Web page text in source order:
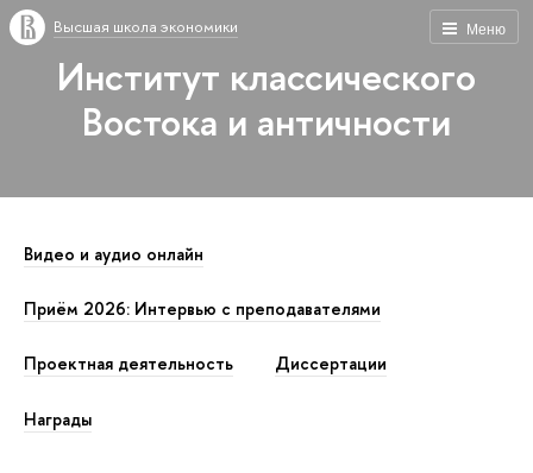
Меню
Высшая школа экономики
Институт классического
Востока и античности
Видео и аудио онлайн
Приём 2026: Интервью с преподавателями
Проектная деятельность Диссертации
Награды